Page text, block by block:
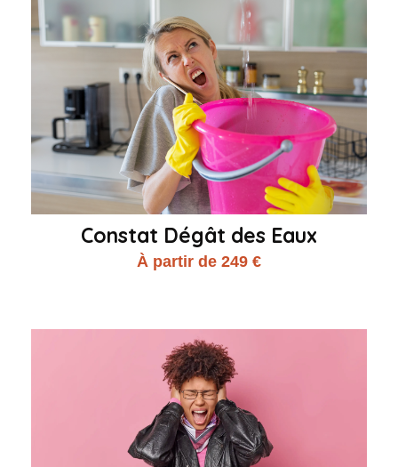
Constat Dégât des Eaux
À partir de 249 €